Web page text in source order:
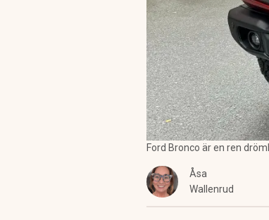
Ford Bronco är en ren
Åsa
Wallenrud